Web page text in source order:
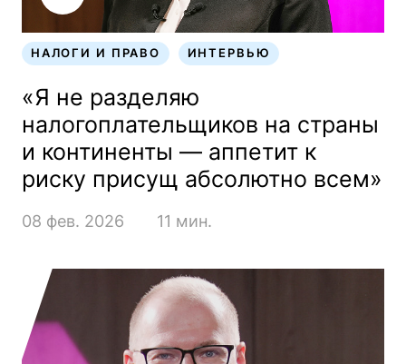
НАЛОГИ И ПРАВО
ИНТЕРВЬЮ
«Я не разделяю
налогоплательщиков на страны
и континенты — аппетит к
риску присущ абсолютно всем»
08 фев. 2026 11 мин.